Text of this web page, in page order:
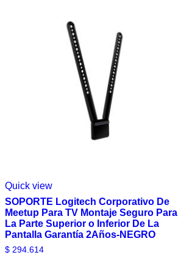
Quick view
SOPORTE Logitech Corporativo De
Meetup Para TV Montaje Seguro Para
La Parte Superior o Inferior De La
Pantalla Garantía 2Años-NEGRO
$ 294.614